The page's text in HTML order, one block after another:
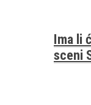
Ima li
sceni